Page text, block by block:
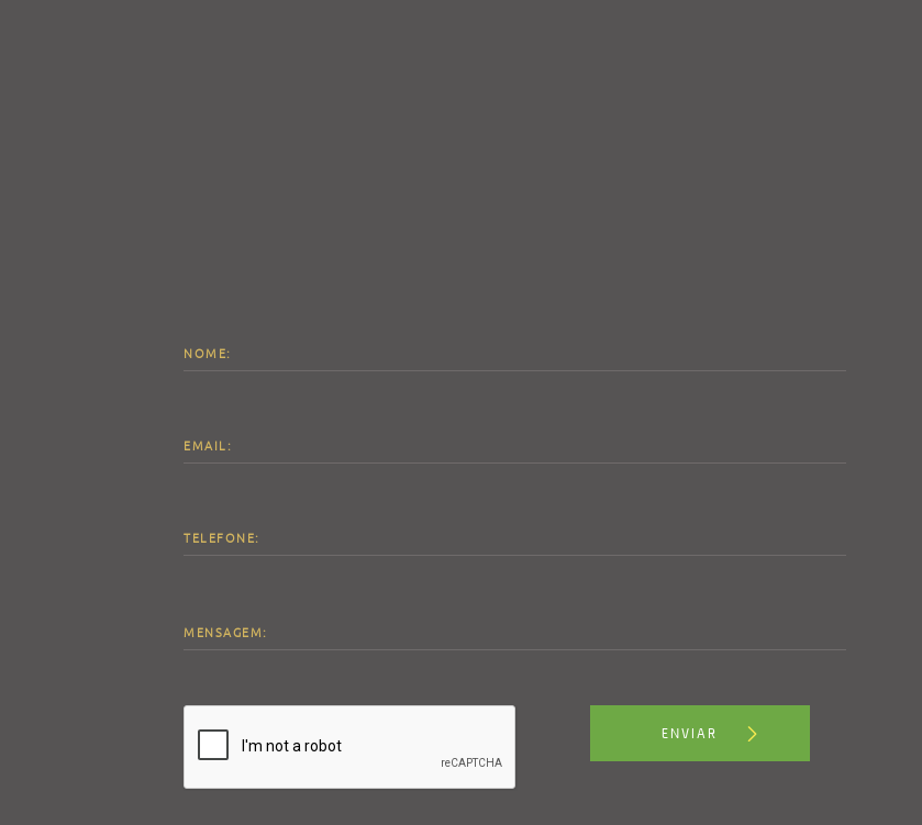
NOME:
EMAIL:
TELEFONE:
MENSAGEM:
ENVIAR